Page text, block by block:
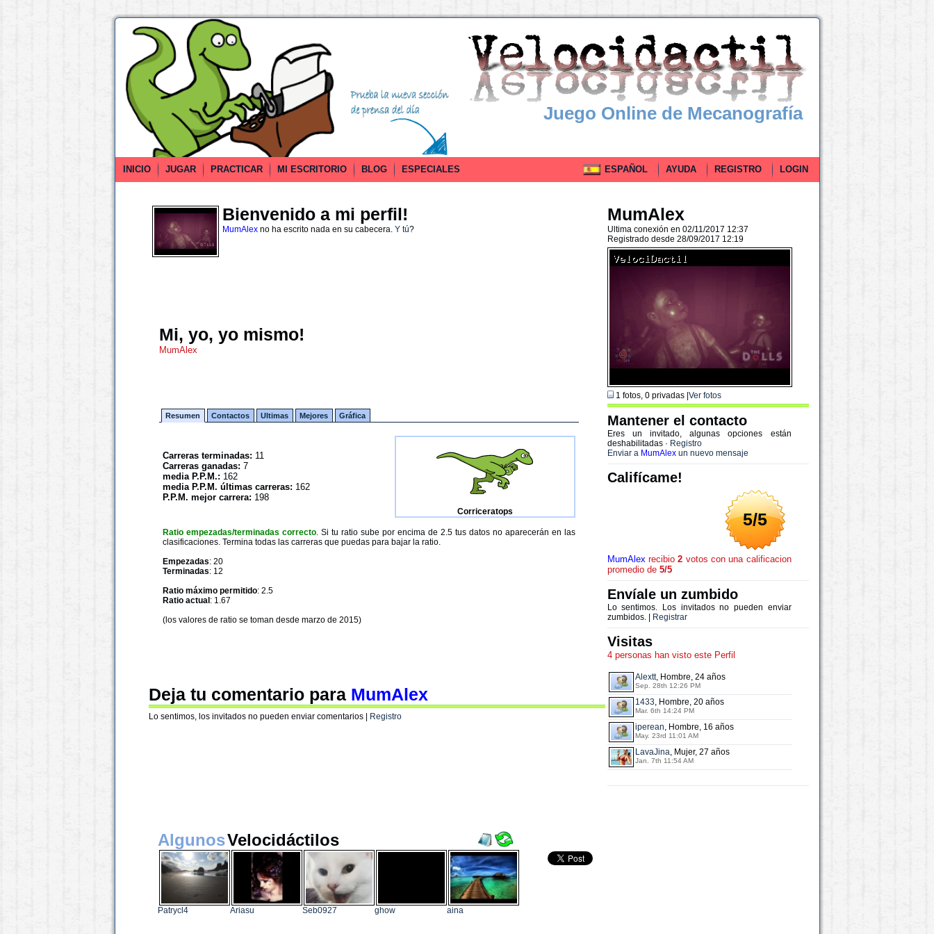
Juego Online de Mecanografía
INICIO JUGAR PRACTICAR MI ESCRITORIO BLOG ESPECIALES ESPAÑOL AYUDA REGISTRO LOGIN
Bienvenido a mi perfil!
MumAlexno ha escrito nada en su cabecera. Y tú?
Mi, yo, yo mismo!
MumAlex
Resumen Contactos Ultimas Mejores Gráfica
Carreras terminadas: 11
Carreras ganadas: 7
media P.P.M.: 162
media P.P.M. últimas carreras: 162
P.P.M. mejor carrera: 198
Corriceratops
Ratio empezadas/terminadas correcto. Si tu ratio sube por encima de 2.5 tus datos no aparecerán en las
clasificaciones. Termina todas las carreras que puedas para bajar la ratio.
Empezadas: 20
Terminadas: 12
Ratio máximo permitido: 2.5
Ratio actual : 1.67
(los valores de ratio se toman desde marzo de 2015)
Deja tu comentario para MumAlex
Lo sentimos, los invitados no pueden enviar comentarios | Registro
MumAlex
Ultima conexión en 02/11/2017 12:37
Registrado desde 28/09/2017 12:19
1 fotos, 0 privadas | Ver fotos
Mantener el contacto
Eres un invitado, algunas opciones están
deshabilitadas · Registro
Enviar a MumAlexun nuevo mensaje
Califícame!
5/5
MumAlexrecibio2 votos con una calificacion
promedio de 5/5
Envíale un zumbido
Lo sentimos. Los invitados no pueden enviar
zumbidos. |
Registrar
Visitas
4 personas han visto este Perfil
Alextt, Hombre, 24 años
Sep. 28th 12:26 PM
1433, Hombre, 20 años
Mar. 6th 14:24 PM
iperean, Hombre, 16 años
May. 23rd 11:01 AM
LavaJina, Mujer, 27 años
Jan. 7th 11:54 AM
AlgunosVelocidáctilos
Patrycl4 Ariasu Seb0927 ghow aina